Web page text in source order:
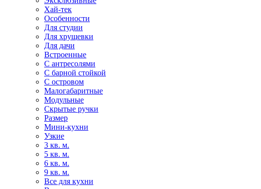
Хай-тек
Особенности
Для студии
Для хрущевки
Для дачи
Встроенные
С антресолями
С барной стойкой
С островом
Малогабаритные
Модульные
Скрытые ручки
Размер
Мини-кухни
Узкие
3 кв. м.
5 кв. м.
6 кв. м.
9 кв. м.
Все для кухни